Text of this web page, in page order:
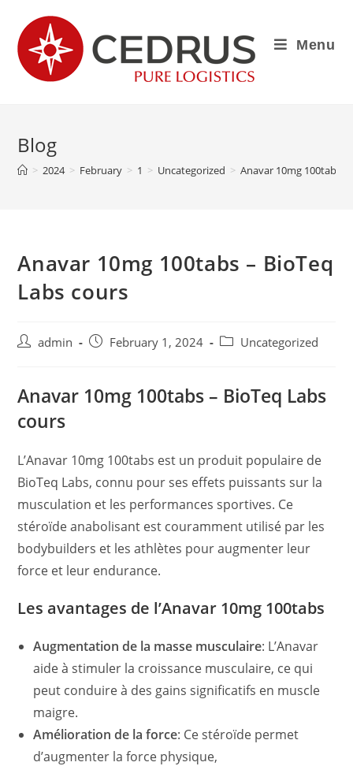
Menu
Blog
> 2024 > February > 1 > Uncategorized > Anavar 10mg 100tabs
Anavar 10mg 100tabs – BioTeq
Labs cours
admin February 1, 2024 Uncategorized
Anavar 10mg 100tabs – BioTeq Labs
cours
L’Anavar 10mg 100tabs est un produit populaire de
BioTeq Labs, connu pour ses effets puissants sur la
musculation et les performances sportives. Ce
stéroïde anabolisant est couramment utilisé par les
bodybuilders et les athlètes pour augmenter leur
force et leur endurance.
Les avantages de l’Anavar 10mg 100tabs
Augmentation de la masse musculaire: L’Anavar
aide à stimuler la croissance musculaire, ce qui
peut conduire à des gains significatifs en muscle
maigre.
Amélioration de la force: Ce stéroïde permet
d’augmenter la force physique,